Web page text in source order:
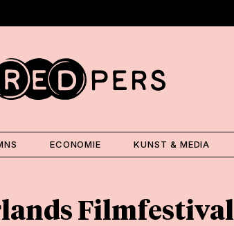
ECONOMIE KUNST & MEDIA
Filmfestival